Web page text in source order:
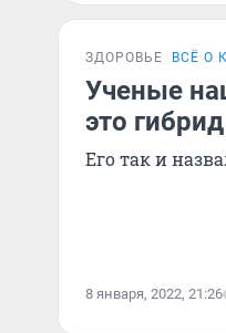
ЗДОРОВЬЕ ВСЁ О
Ученые
это
Его так и
8 января, 2022, 21:26